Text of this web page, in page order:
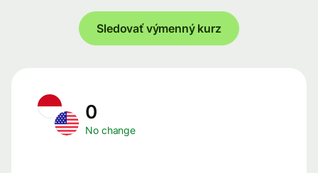
Sledovať výmenný kurz
0
No change